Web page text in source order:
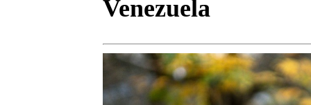
Venezuela